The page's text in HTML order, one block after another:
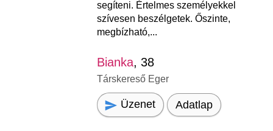
segíteni. Értelmes személyekkel
szívesen beszélgetek. Őszinte,
megbízható,...
Bianka, 38
Társkereső Eger
Üzenet Adatlap